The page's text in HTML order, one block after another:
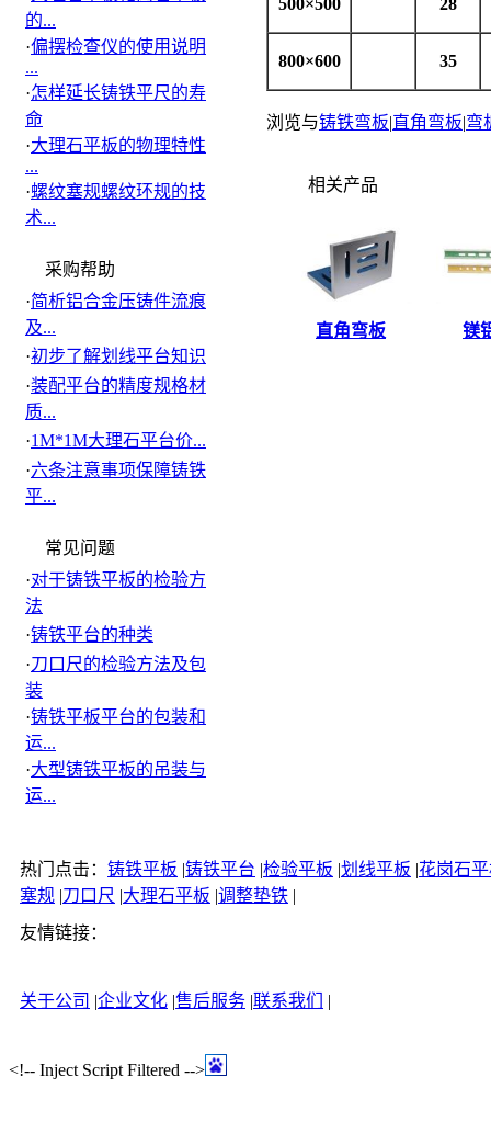
的...
·偏摆检查仪的使用说明
...
·怎样延长铸铁平尺的寿
命
·大理石平板的物理特性
...
·螺纹塞规螺纹环规的技
术...
采购帮助
·简析铝合金压铸件流痕
及...
·初步了解划线平台知识
·装配平台的精度规格材
质...
·1M*1M大理石平台价...
·六条注意事项保障铸铁
平...
常见问题
·对于铸铁平板的检验方
法
·铸铁平台的种类
·刀口尺的检验方法及包
装
·铸铁平板平台的包装和
运...
·大型铸铁平板的吊装与
运...
500×500 28
800×600 35
浏览与铸铁弯板|直角弯板|弯
相关产品
直角弯板 镁
热门点击： 铸铁平板 |铸铁平台 |检验平板 |划线平板 |花岗石
塞规 |刀口尺 |大理石平板 |调整垫铁 |
友情链接：
关于公司 |企业文化 |售后服务 |联系我们 |
<!-- Inject Script Filtered -->